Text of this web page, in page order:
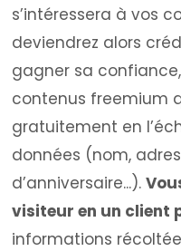
s’intéressera à vos
deviendrez alors
gagner sa
contenus freemium
gratuitement en
données (nom,
d’anniversaire...).
visiteur en un client
informations